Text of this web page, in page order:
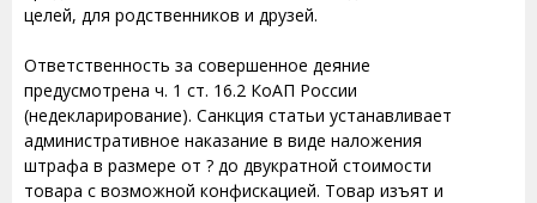
целей, для родственников и друзей.
Ответственность за совершенное деяние
предусмотрена ч. 1 ст. 16.2 КоАП России
(недекларирование). Санкция статьи устанавливает
административное наказание в виде наложения
штрафа в размере от ? до двукратной стоимости
товара с возможной конфискацией. Товар изъят и